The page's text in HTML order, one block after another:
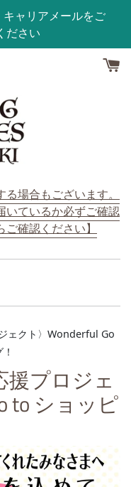
ャリアメールをご
ださい
場合もございます。
いているか必ずご確認
確認ください】
ジェクト〉Wonderful Go
援プロジェ
to ショッピ